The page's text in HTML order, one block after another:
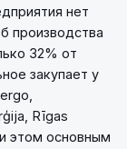
нет
производства
32% от
закупает у
Rīgas
этом основным